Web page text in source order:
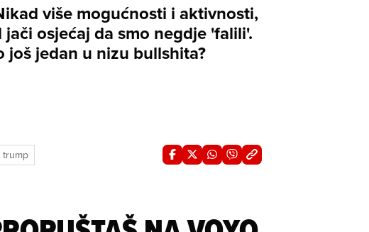
više mogućnosti i aktivnosti,
jači osjećaj da smo negdje 'falili'.
još jedan u nizu bullshita?
trump